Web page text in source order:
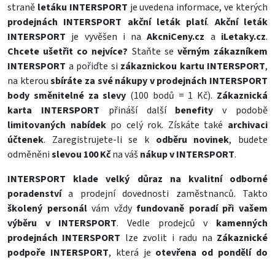
straně letáku INTERSPORT je uvedena informace, ve kterých
prodejnách INTERSPORT akční leták platí. Akční leták
INTERSPORT je vyvěšen i naAkcniCeny.cz a iLetaky.cz.
Chcete ušetřit co nejvíce? Staňte se věrným zákazníkem
INTERSPORT a pořiďte si zákaznickou kartu INTERSPORT,
na kterousbíráte za své nákupy v prodejnách INTERSPORT
body směnitelné za slevy (100 bodů = 1 Kč). Zákaznická
karta INTERSPORT přináší další benefityv podobě
limitovaných nabídekpo celý rok. Získáte také archivaci
účtenek. Zaregistrujete-li se k odběru novinek, budete
odměněnislevou 100 Kčna vášnákup v INTERSPORT.
INTERSPORT klade velký důraz na kvalitní odborné
poradenstvía prodejní dovednosti zaměstnanců. Takto
školený personálvám vždyfundovaně poradí při vašem
výběru
v INTERSPORT. Vedle prodejců v kamenných
prodejnách INTERSPORT lze zvolit i radu na Zákaznické
podpoře INTERSPORT, která je otevřena od pondělí do